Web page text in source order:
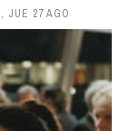
, JUE 27 AGO